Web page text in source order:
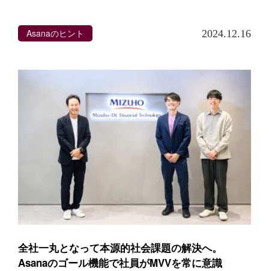
Asanaのヒント 2024.12.16
全社一丸となって本源的社会課題の解決へ。
Asanaのゴール機能で社員がMVVを常に意識